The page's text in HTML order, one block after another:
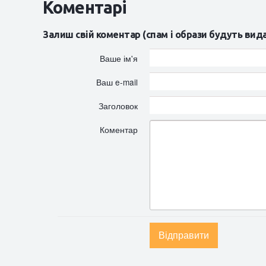
Коментарі
Залиш свій коментар (спам і образи будуть
Ваше ім'я
Ваш e-mail
Заголовок
Коментар
Відправити